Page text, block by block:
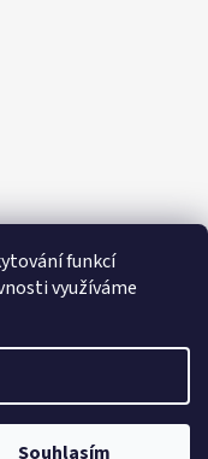
funkcí
využíváme
Souhlasím